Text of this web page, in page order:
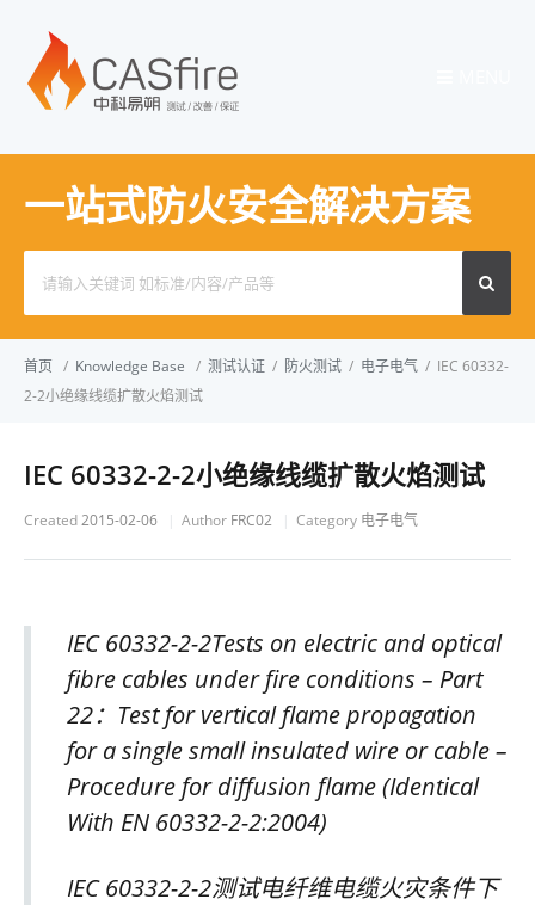
一站式防火安全解决方案
for:
首页 / Knowledge Base / 测试认证 / 防火测试 / 电子电气 / IEC 60332-
2-2小绝缘线缆扩散火焰测试
IEC 60332-2-2小绝缘线缆扩散火焰测试
Created2015-02-06 Author FRC02 Category 电子电气
IEC 60332-2-2Tests on electric and optical
fibre cables under fire conditions – Part
22：Test for vertical flame propagation
for a single small insulated wire or cable –
Procedure for diffusion flame (Identical
With EN 60332-2-2:2004)
IEC 60332-2-2测试电纤维电缆火灾条件下